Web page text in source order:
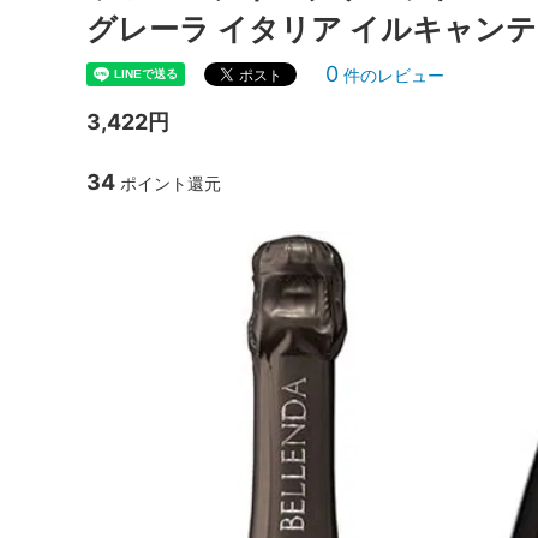
グレーラ イタリア イルキャン
0 件のレビュー
3,422円
34 ポイント還元